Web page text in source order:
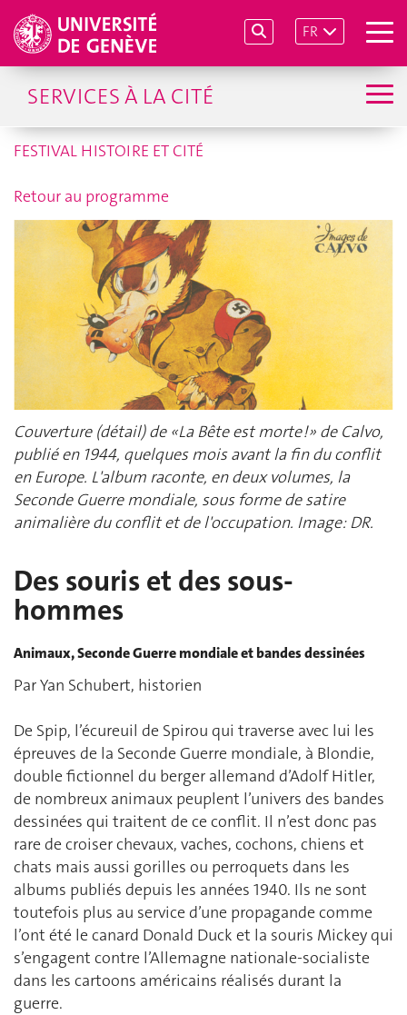
FR
SERVICES À LA CITÉ
FESTIVAL HISTOIRE ET CITÉ
Retour au programme
Couverture (détail) de «La Bête est morte !» de Calvo,
publié en 1944, quelques mois avant la fin du conflit
en Europe. L'album raconte, en deux volumes, la
Seconde Guerre mondiale, sous forme de satire
animalière du conflit et de l'occupation. Image: DR.
Des souris et des sous-
hommes
Animaux, Seconde Guerre mondiale et bandes dessinées
Par Yan Schubert, historien
De Spip, l’écureuil de Spirou qui traverse avec lui les
épreuves de la Seconde Guerre mondiale, à Blondie,
double fictionnel du berger allemand d’Adolf Hitler,
de nombreux animaux peuplent l’univers des bandes
dessinées qui traitent de ce conflit. Il n’est donc pas
rare de croiser chevaux, vaches, cochons, chiens et
chats mais aussi gorilles ou perroquets dans les
albums publiés depuis les années 1940. Ils ne sont
toutefois plus au service d’une propagande comme
l’ont été le canard Donald Duck et la souris Mickey qui
s’engagent contre l’Allemagne nationale-socialiste
dans les cartoons américains réalisés durant la
guerre.